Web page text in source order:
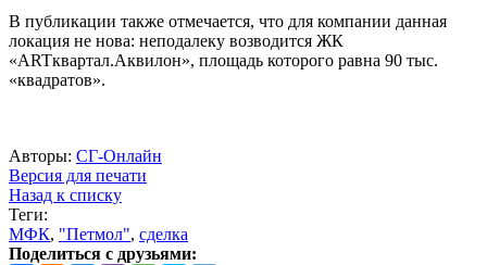
В публикации также отмечается, что для компании данная
локация не нова: неподалеку возводится ЖК
«ARTквартал.Аквилон», площадь которого равна 90 тыс.
«квадратов».
Авторы: СГ-Онлайн
Версия для печати
Назад к списку
Теги:
МФК, "Петмол", сделка
Поделиться с друзьями: